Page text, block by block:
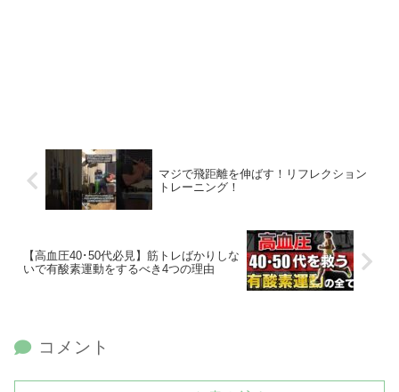
マジで飛距離を伸ばす！リフレクション
トレーニング！
【高血圧40･50代必見】筋トレばかりしな
いで有酸素運動をするべき4つの理由
コメント